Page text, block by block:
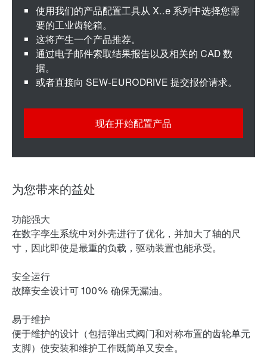
使用我们的产品配置工具从 X..e 系列中选择您需
要的工业齿轮箱。
这将产生一个产品推荐。
通过电子邮件索取结果报告以及相关的 CAD 数
据。
或者直接向 SEW-EURODRIVE 提交报价请求。
现在开始配置产品
为您带来的益处
功能强大
在数字孪生系统中对外壳进行了优化，并加大了轴的尺
寸，因此即使是最重的负载，驱动装置也能承受。
安全运行
故障安全设计可 100% 确保无漏油。
易于维护
便于维护的设计（包括弹出式阀门和对称布置的齿轮单元
支脚）使安装和维护工作既简单又安全。